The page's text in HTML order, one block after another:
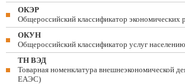
ОКЭР
Общероссийский классификатор экономических
ОКУН
Общероссийский классификатор услуг
ТН ВЭД
Товарная номенклатура внешнеэкономической
ЕАЭС)